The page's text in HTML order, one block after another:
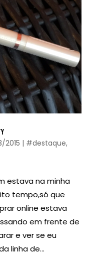
2015 | #destaque,
estava na minha
tempo,só que
online estava
em frente de
e ver se eu
linha de...